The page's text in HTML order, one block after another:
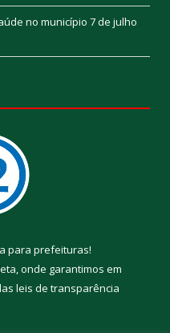
no município 7 de julho
para prefeituras!
onde garantimos em
leis de transparência